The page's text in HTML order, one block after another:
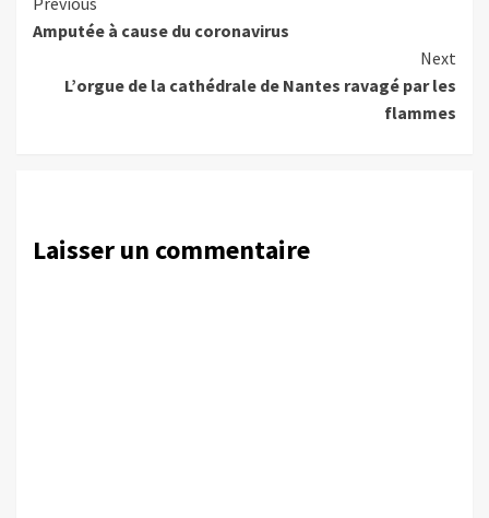
Reading
Amputée à cause du coronavirus
Next
L’orgue de la cathédrale de Nantes ravagé par les
flammes
Laisser un commentaire